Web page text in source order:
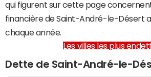
qui figurent sur cette page
financière de Saint-André-le-Désert
chaque année.
Les villes les plus
Dette de Saint-André-le-